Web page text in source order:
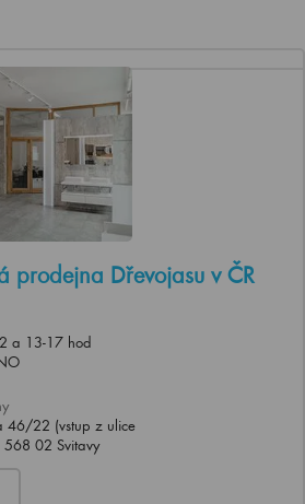
prodejna Dřevojasu v ČR
a 13-17 hod
46/22 (vstup z ulice
568 02 Svitavy